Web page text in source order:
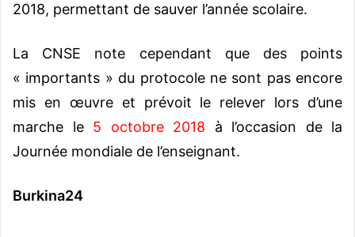
2018, permettant de sauver l’année scolaire.
La CNSE note cependant que des points
« importants » du protocole ne sont pas encore
mis en œuvre et prévoit le relever lors d’une
marche le 5 octobre 2018 à l’occasion de la
Journée mondiale de l’enseignant.
Burkina24